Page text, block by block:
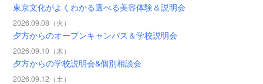
東京文化がよくわかる選べる美容体験＆説明会
2026.09.08（火）
夕方からのオープンキャンパス＆学校説明会
2026.09.10（木）
夕方からの学校説明会&個別相談会
2026.09.12（土）